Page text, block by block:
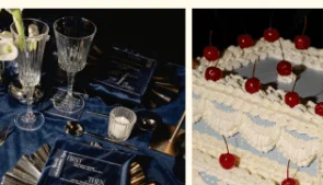
— расположение прямо на
обычный отдых с мангалом
чуть более отпускным: рядом
виды и никакого ощущения,
близко.